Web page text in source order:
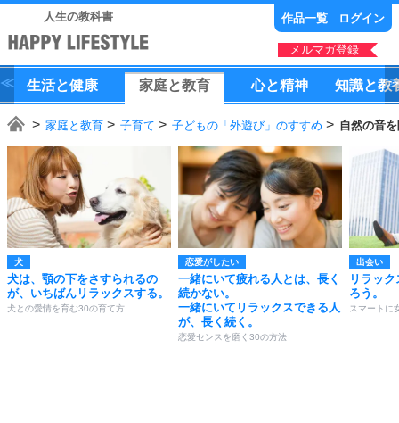
人生の教科書 作品一覧 ログイン
メルマガ登録
生活と健康 家庭と教育 心と精神 知識と教
家庭と教育 子育て 子どもの「外遊び」のすすめ 自然の音
犬
犬は、顎の下をさすられるの
が、いちばんリラックスする。
犬との愛情を育む30の育て方
恋愛がしたい
一緒にいて疲れる人とは、長く
続かない。
一緒にいてリラックスできる人
が、長く続く。
恋愛センスを磨く30の方法
出会い
リラッ
ろう。
スマートに